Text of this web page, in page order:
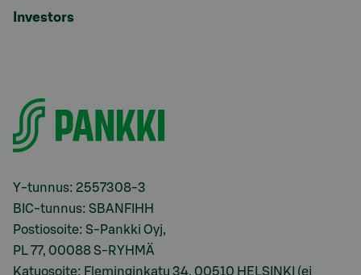
Investors
Y-tunnus: 2557308-3
BIC-tunnus: SBANFIHH
Postiosoite: S-Pankki Oyj,
PL 77, 00088 S-RYHMÄ
Katuosoite: Fleminginkatu 34, 00510 HELSINKI (ei